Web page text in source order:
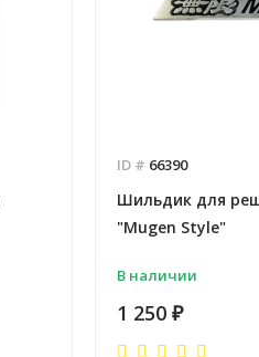
ID # 66390
Шильдик для
"Mugen Style"
В наличии
1 250 ₽